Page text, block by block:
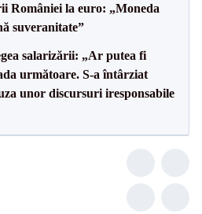
României la euro: „Moneda
suveranitate”
salarizării: „Ar putea fi
următoare. S-a întârziat
unor discursuri iresponsabile